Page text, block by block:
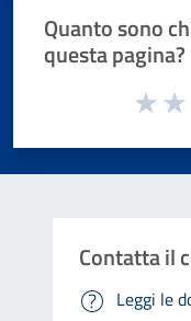
Quanto sono
questa pagina?
Valuta da 1 a 5 stelle
Contatta il
Leggi le